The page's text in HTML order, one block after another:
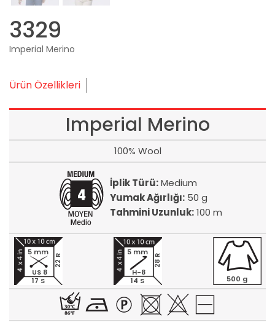
3329
Imperial Merino
Ürün Özellikleri
Imperial Merino
100% Wool
İplik Türü:Medium
Yumak Ağırlığı:50 g
Tahmini Uzunluk:100 m
17 S
22 R
5 mm
US 8
14 S
28 R
5 mm
H-8
500 g